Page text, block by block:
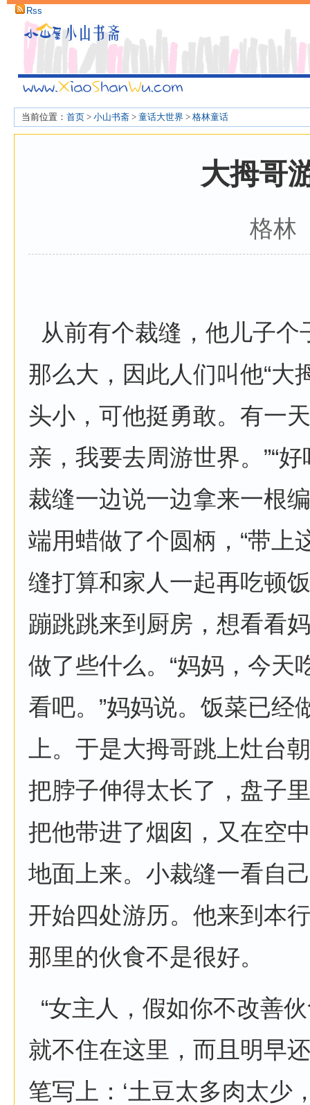
Rss
当前位置： 首页 > 小山书斋 > 童话大世界 > 格林童话
大拇哥
格林
从前有个裁缝，他儿子个
那么大，因此人们叫他“大
头小，可他挺勇敢。有一
亲，我要去周游世界。”“
裁缝一边说一边拿来一根
端用蜡做了个圆柄，“带上
缝打算和家人一起再吃顿
蹦跳跳来到厨房，想看看
做了些什么。“妈妈，今天
看吧。”妈妈说。饭菜已经
上。于是大拇哥跳上灶台
把脖子伸得太长了，盘子
把他带进了烟囱，又在空
地面上来。小裁缝一看自
开始四处游历。他来到本
那里的伙食不是很好。
“女主人，假如你不改善
就不住在这里，而且明早
笔写上：‘土豆太多肉太少